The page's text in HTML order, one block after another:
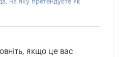
якщо це вас